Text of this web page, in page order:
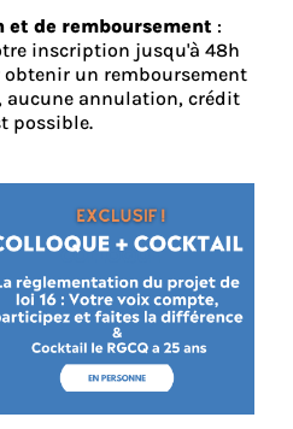
de remboursement :
inscription jusqu'à 48h
obtenir un remboursement
aucune annulation, crédit
possible.